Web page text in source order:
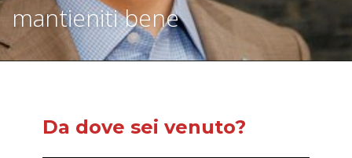
mantieniti bene
Da dove sei venuto?